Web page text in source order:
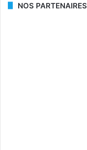
NOS PARTENAIRES